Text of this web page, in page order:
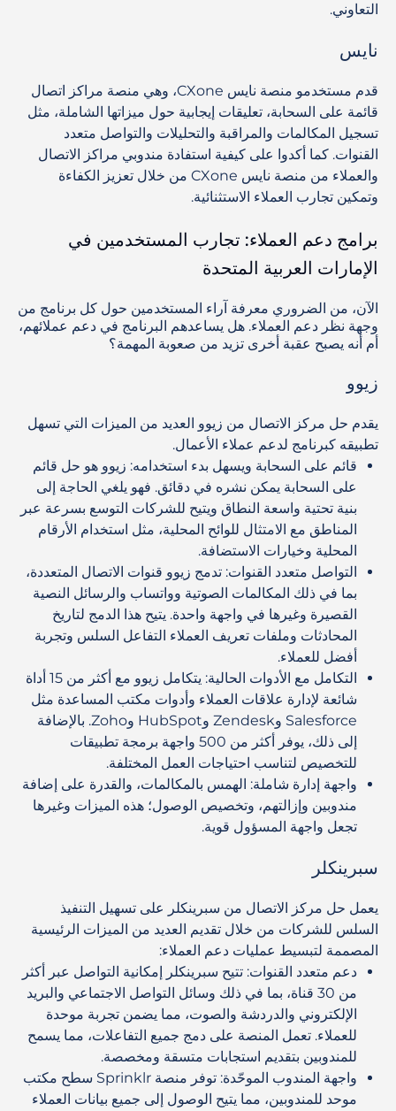
التعاوني.
نايس
قدم مستخدمو منصة نايس CXone، وهي منصة مراكز اتصال
قائمة على السحابة، تعليقات إيجابية حول ميزاتها الشاملة، مثل
تسجيل المكالمات والمراقبة والتحليلات والتواصل متعدد
القنوات. كما أكدوا على كيفية استفادة مندوبي مراكز الاتصال
والعملاء من منصة نايس CXone من خلال تعزيز الكفاءة
وتمكين تجارب العملاء الاستثنائية.
برامج دعم العملاء: تجارب المستخدمين في
الإمارات العربية المتحدة
الآن، من الضروري معرفة آراء المستخدمين حول كل برنامج من
وجهة نظر دعم العملاء. هل يساعدهم البرنامج في دعم عملائهم،
أم أنه يصبح عقبة أخرى تزيد من صعوبة المهمة؟
زيوو
يقدم حل مركز الاتصال من زيوو العديد من الميزات التي تسهل
تطبيقه كبرنامج لدعم عملاء الأعمال.
قائم على السحابة ويسهل بدء استخدامه: زيوو هو حل قائم
على السحابة يمكن نشره في دقائق. فهو يلغي الحاجة إلى
بنية تحتية واسعة النطاق ويتيح للشركات التوسع بسرعة عبر
المناطق مع الامتثال للوائح المحلية، مثل استخدام الأرقام
المحلية وخيارات الاستضافة.
التواصل متعدد القنوات: تدمج زيوو قنوات الاتصال المتعددة،
بما في ذلك المكالمات الصوتية وواتساب والرسائل النصية
القصيرة وغيرها في واجهة واحدة. يتيح هذا الدمج لتاريخ
المحادثات وملفات تعريف العملاء التفاعل السلس وتجربة
أفضل للعملاء.
التكامل مع الأدوات الحالية
: يتكامل زيوو مع أكثر من 15 أداة
شائعة لإدارة علاقات العملاء وأدوات مكتب المساعدة مثل
Salesforce وZendesk وHubSpot وZoho. بالإضافة
إلى ذلك، يوفر أكثر من 500 واجهة برمجة تطبيقات
للتخصيص لتناسب احتياجات العمل المختلفة.
واجهة إدارة شاملة: الهمس بالمكالمات، والقدرة على إضافة
مندوبين وإزالتهم، وتخصيص الوصول؛ هذه الميزات وغيرها
تجعل واجهة المسؤول قوية.
سبرينكلر
يعمل حل مركز الاتصال من سبرينكلر على تسهيل التنفيذ
السلس للشركات من خلال تقديم العديد من الميزات الرئيسية
المصممة لتبسيط عمليات دعم العملاء:
دعم متعدد القنوات: تتيح سبرينكلر إمكانية التواصل عبر أكثر
من 30 قناة، بما في ذلك وسائل التواصل الاجتماعي والبريد
الإلكتروني والدردشة والصوت، مما يضمن تجربة موحدة
للعملاء. تعمل المنصة على دمج جميع التفاعلات، مما يسمح
للمندوبين بتقديم استجابات متسقة ومخصصة.
واجهة المندوب الموحّدة
: توفر منصة Sprinklr سطح مكتب
موحد للمندوبين، مما يتيح الوصول إلى جميع بيانات العملاء